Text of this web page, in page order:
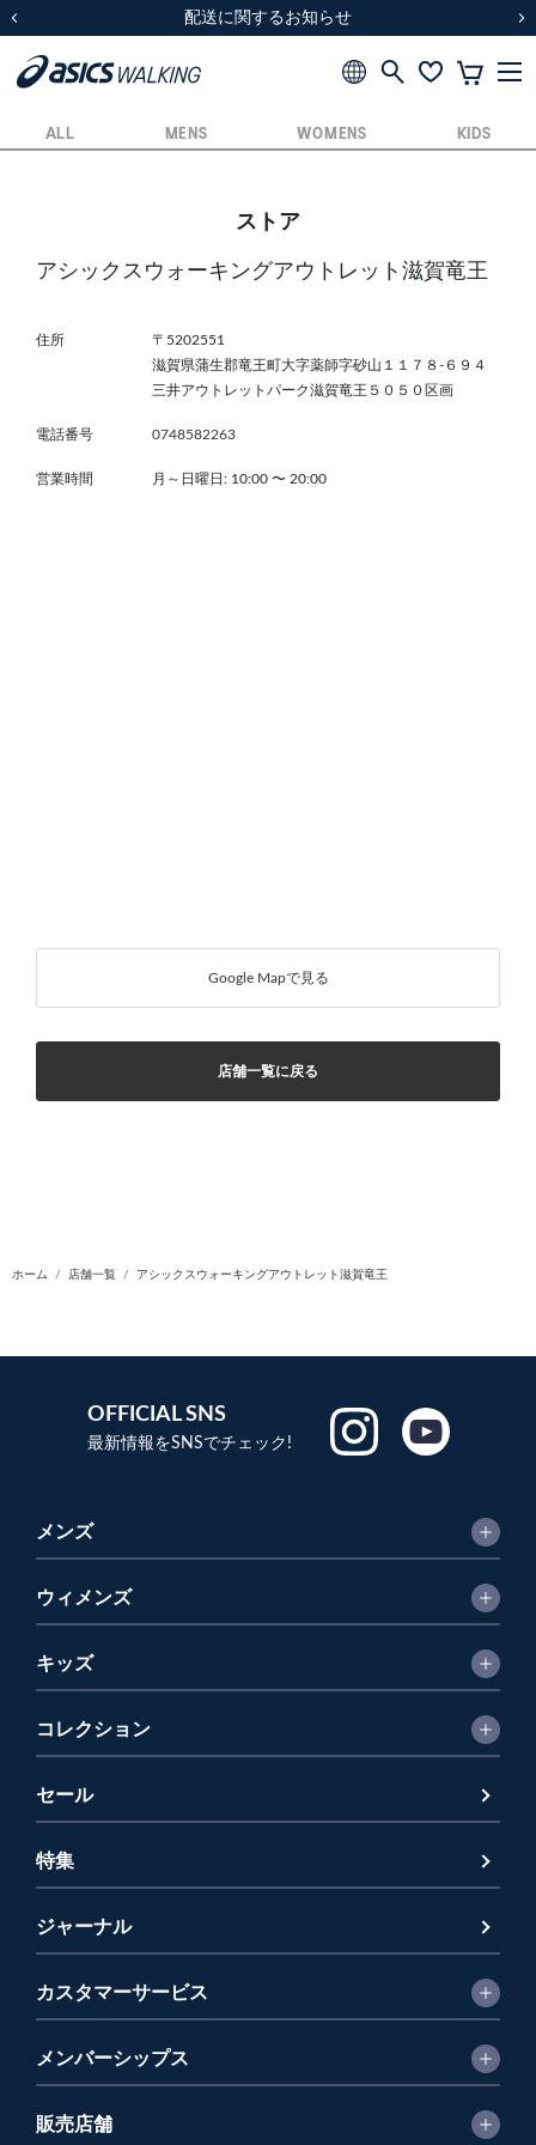
スクスク（SUKU2）価格改定のお知らせ
配送に関するお知らせ
スクスク（SUKU2）価格改定のお知らせ
配送に関するお知らせ
ALL MENS WOMENS KIDS
ストア
アシックスウォーキングアウトレット滋賀竜王
住所
〒5202551
滋賀県蒲生郡竜王町大字薬師字砂山１１７８-６９４
三井アウトレットパーク滋賀竜王５０５０区画
電話番号 0748582263
営業時間 月～日曜日: 10:00 〜 20:00
Google Mapで見る
店舗一覧に戻る
ホーム 店舗一覧 アシックスウォーキングアウトレット滋賀竜王
OFFICIAL SNS
最新情報をSNSでチェック!
メンズ
ウィメンズ
キッズ
コレクション
セール
特集
ジャーナル
カスタマーサービス
メンバーシップス
販売店舗